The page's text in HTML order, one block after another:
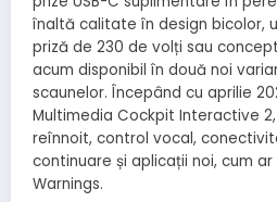
înaltă calitate în design bicolor,
priză de 230 de volți sau
acum disponibil în două noi
scaunelor. Începând cu aprilie
Multimedia Cockpit Interactive
reînnoit, control vocal,
continuare și aplicații noi, cum
Warnings.